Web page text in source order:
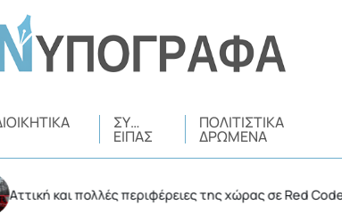
ΣΥ…
ΕΊΠΑΣ
ΠΟΛΙΤΙΣΤΙΚΆ
ΔΡΏΜΕΝΑ
και πολλές περιφέρειες της χώρας σε Red Code την